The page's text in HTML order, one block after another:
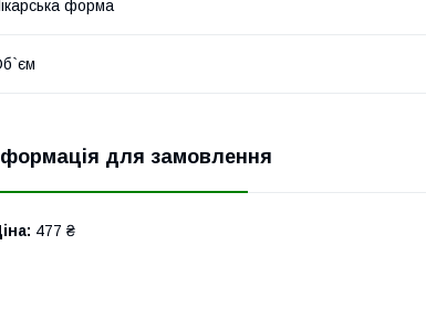
форма
для замовлення
477 ₴